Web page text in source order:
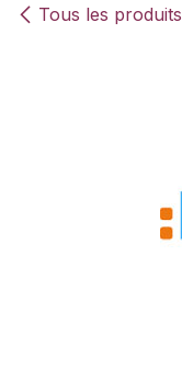
Tous les produits